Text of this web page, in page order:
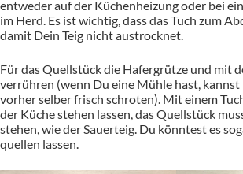
entweder auf der Küchenheizung oder bei
im Herd. Es ist wichtig, dass das Tuch zum
damit Dein Teig nicht austrocknet.
Für das Quellstück die Hafergrütze und mit
verrühren (wenn Du eine Mühle hast,
vorher selber frisch schroten). Mit einem
der Küche stehen lassen, das Quellstück
stehen, wie der Sauerteig. Du könntest es
quellen lassen.